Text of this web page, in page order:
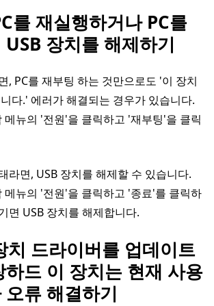
를 재실행하거나 PC를
장치를 해제하기
, PC를 재부팅 하는 것만으로도 '이 장치
다.' 에러가 해결되는 경우가 있습니다.
뉴의 '전원'을 클릭하고 '재부팅'을 클릭
라면, USB 장치를 해제할 수 있습니다.
뉴의 '전원'을 클릭하고 '종료'를 클릭하
면 USB 장치를 해제합니다.
치 드라이버를 업데이트
드 이 장치는 현재 사용
오류 해결하기